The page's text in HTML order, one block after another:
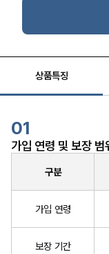
상품특징
01
가입 연령 및 보장 범
구분
가입 연령
보장 기간